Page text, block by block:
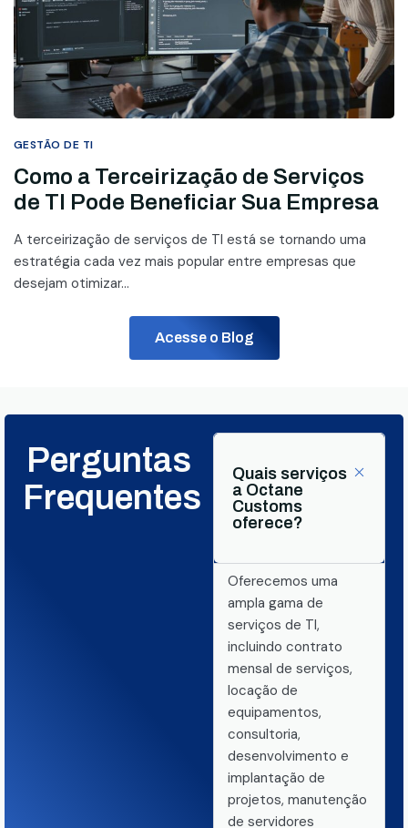
GESTÃO DE TI
Como a Terceirização de Serviços
de TI Pode Beneficiar Sua Empresa
A terceirização de serviços de TI está se tornando uma
estratégia cada vez mais popular entre empresas que
desejam otimizar...
Acesse o Blog
Perguntas
Frequentes
Quais serviços
a Octane
Customs
oferece?
Oferecemos uma
ampla gama de
serviços de TI,
incluindo contrato
mensal de serviços,
locação de
equipamentos,
consultoria,
desenvolvimento e
implantação de
projetos, manutenção
de servidores